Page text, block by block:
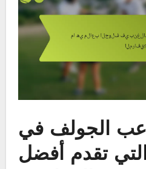
الجولف في
تقدم أفضل